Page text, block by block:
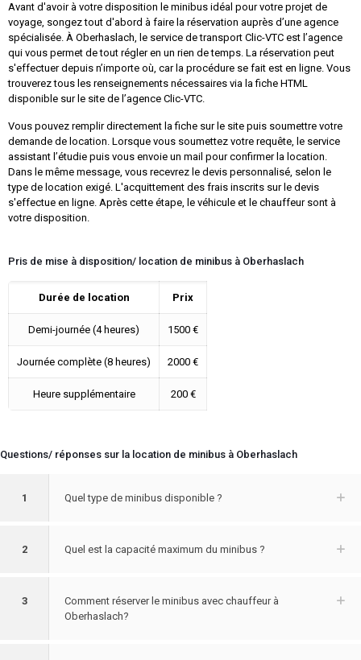
Avant d'avoir à votre disposition le minibus idéal pour votre projet de
voyage, songez tout d'abord à faire la réservation auprès d’une agence
spécialisée. À Oberhaslach, le service de transport Clic-VTC est l’agence
qui vous permet de tout régler en un rien de temps. La réservation peut
s'effectuer depuis n’importe où, car la procédure se fait est en ligne. Vous
trouverez tous les renseignements nécessaires via la fiche HTML
disponible sur le site de l’agence Clic-VTC.
Vous pouvez remplir directement la fiche sur le site puis soumettre votre
demande de location. Lorsque vous soumettez votre requête, le service
assistant l’étudie puis vous envoie un mail pour confirmer la location.
Dans le même message, vous recevrez le devis personnalisé, selon le
type de location exigé. L'acquittement des frais inscrits sur le devis
s'effectue en ligne. Après cette étape, le véhicule et le chauffeur sont à
votre disposition.
Pris de mise à disposition/ location de minibus à Oberhaslach
Durée de location Prix
Demi-journée (4 heures) 1500 €
Journée complète (8 heures) 2000 €
Heure supplémentaire 200 €
Questions/ réponses sur la location de minibus à Oberhaslach
1 Quel type de minibus disponible ?
2 Quel est la capacité maximum du minibus ?
3
Comment réserver le minibus avec chauffeur à
Oberhaslach?